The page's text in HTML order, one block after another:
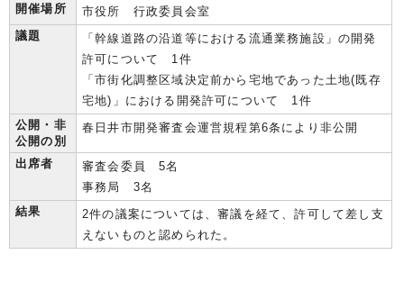
開催場所
市役所 行政委員会室
議題
「幹線道路の沿道等における流通業務施設」の開発
許可について 1件
「市街化調整区域決定前から宅地であった土地(既存
宅地)」における開発許可について 1件
公開・非
公開の別
春日井市開発審査会運営規程第6条により非公開
出席者
審査会委員 5名
事務局 3名
結果
2件の議案については、審議を経て、許可して差し支
えないものと認められた。